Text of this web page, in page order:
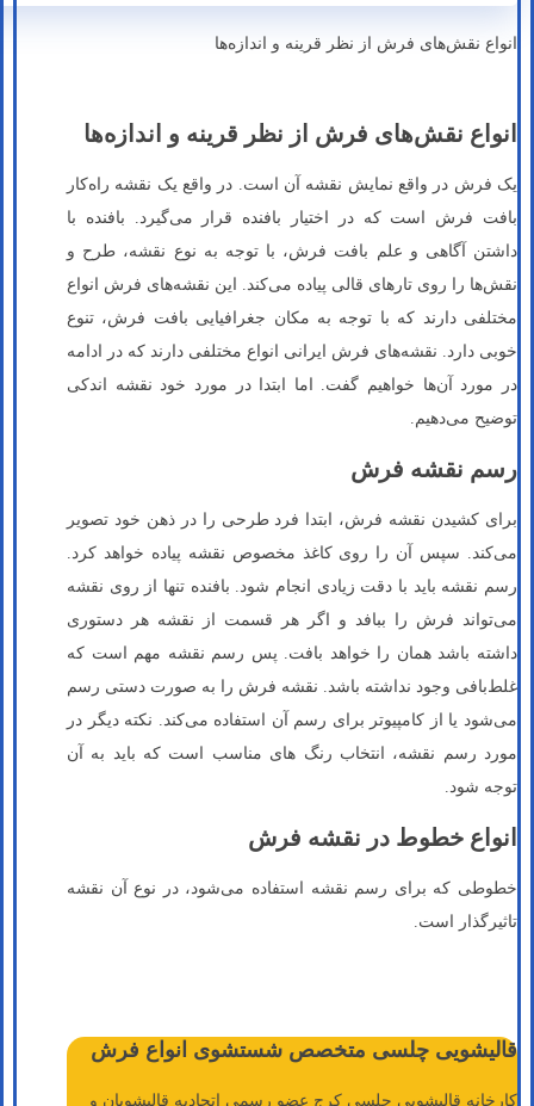
انواع نقش‌های فرش از نظر قرینه و اندازه‌ها
انواع نقش‌های فرش از نظر قرینه و اندازه‌ها
یک فرش در واقع نمایش نقشه‌ آن است. در واقع یک نقشه راه‌کار
بافت فرش است که در اختیار بافنده قرار می‌گیرد. بافنده با
داشتن آگاهی و علم بافت فرش، با توجه به نوع نقشه، طرح و
نقش‌ها را روی تارهای قالی پیاده می‌کند. این نقشه‌های فرش انواع
مختلفی دارند که با توجه به مکان جغرافیایی بافت فرش، تنوع
خوبی دارد. نقشه‌های فرش ایرانی انواع مختلفی دارند که در ادامه
در مورد آن‌ها خواهیم گفت. اما ابتدا در مورد خود نقشه اندکی
توضیح می‌دهیم.
رسم نقشه فرش
برای کشیدن نقشه فرش،‌ ابتدا فرد طرحی را در ذهن خود تصویر
می‌کند. سپس آن را روی کاغذ مخصوص نقشه پیاده خواهد کرد.
رسم نقشه باید با دقت زیادی انجام شود. بافنده تنها از روی نقشه
می‌تواند فرش را ببافد و اگر هر قسمت از نقشه هر دستوری
داشته باشد همان را خواهد بافت. پس رسم نقشه مهم است که
غلط‌بافی وجود نداشته باشد. نقشه‌ فرش را به صورت دستی رسم
می‌شود یا از کامپیوتر برای رسم آن استفاده می‌کند. نکته دیگر در
مورد رسم نقشه، انتخاب رنگ های مناسب است که باید به آن
توجه شود.
انواع خطوط در نقشه فرش
خطوطی که برای رسم نقشه استفاده می‌شود، در نوع آن نقشه
تاثیرگذار است.
قالیشویی چلسی متخصص شستشوی انواع فرش
کارخانه قالیشویی چلسی کرج عضو رسمی اتحادیه قالیشویان و